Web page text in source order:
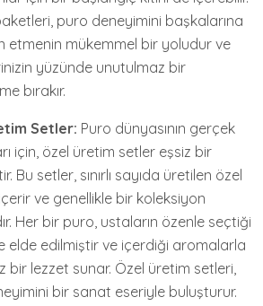
puro deneyimini başkalarına
etmenin mükemmel bir yoludur ve
yüzünde unutulmaz bir
bırakır.
Setler: Puro dünyasının gerçek
için, özel üretim setler eşsiz bir
Bu setler, sınırlı sayıda üretilen özel
ve genellikle bir koleksiyon
Her bir puro, ustaların özenle seçtiği
elde edilmiştir ve içerdiği aromalarla
bir lezzet sunar. Özel üretim setleri,
bir sanat eseriyle buluşturur.